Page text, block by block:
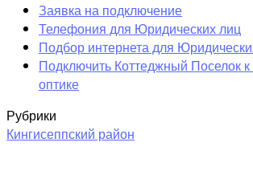
Заявка на подключение
Телефония для Юридических лиц
Подбор интернета для
Подключить Коттеджный Поселок
оптике
Рубрики
Кингисеппский район